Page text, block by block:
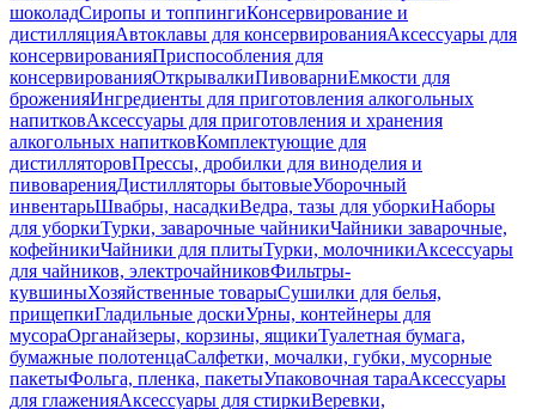
шоколадСиропы и топпингиКонсервирование и
дистилляцияАвтоклавы для консервированияАксессуары для
консервированияПриспособления для
консервированияОткрывалкиПивоварниЕмкости для
броженияИнгредиенты для приготовления алкогольных
напитковАксессуары для приготовления и хранения
алкогольных напитковКомплектующие для
дистилляторовПрессы, дробилки для виноделия и
пивоваренияДистилляторы бытовыеУборочный
инвентарьШвабры, насадкиВедра, тазы для уборкиНаборы
для уборкиТурки, заварочные чайникиЧайники заварочные,
кофейникиЧайники для плитыТурки, молочникиАксессуары
для чайников, электрочайниковФильтры-
кувшиныХозяйственные товарыСушилки для белья,
прищепкиГладильные доскиУрны, контейнеры для
мусораОрганайзеры, корзины, ящикиТуалетная бумага,
бумажные полотенцаСалфетки, мочалки, губки, мусорные
пакетыФольга, пленка, пакетыУпаковочная тараАксессуары
для глаженияАксессуары для стиркиВеревки,